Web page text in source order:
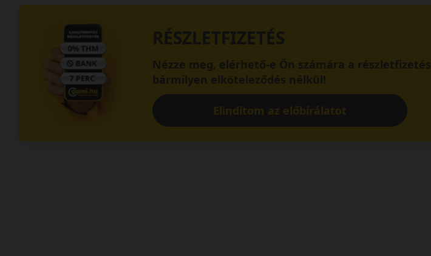
RÉSZLETFIZETÉS
Nézze meg, elérhető-e Ön számára a részletfizetés
bármilyen elköteleződés nélkül!
Elindítom az előbírálatot